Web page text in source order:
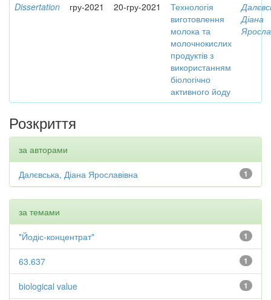
Dissertation гру-2021 20-гру-2021
Технологія
виготовлення
молока та
молочнокислих
продуктів з
використанням
біологічно
активного йоду
Діана
Розкриття
за авторами
1
Далєвська, Діана Ярославівна
за темами
1
"Йодіс-концентрат"
1
63.637
1
biological value